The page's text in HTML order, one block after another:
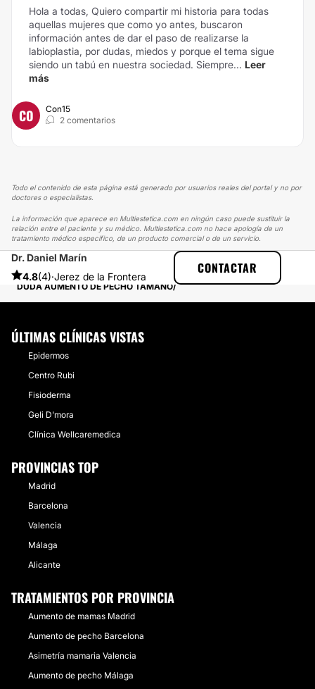
Hola a todas, Quiero compartir mi historia para todas
aquellas mujeres que como yo antes, buscaron
información antes de dar el paso de realizarse la
labioplastia, por dudas, miedos y porque el tema sigue
siendo un tabú en nuestra sociedad. Siempre... Leer
más
CO
Con15
2 comentarios
Todo el contenido de esta página está generado por usuarios reales del portal y no por
doctores o especialistas.
La información que aparece en Multiestetica.com en ningún caso puede sustituir la
relación entre el paciente y su médico. Multiestetica.com no hace apología de un
tratamiento médico específico, de un producto comercial o de un servicio.
Dr. Daniel Marín
4.8(4)·Jerez de la Frontera
CONTACTAR
MULTIESTETICA
EXPERIENCIAS REALES SOBRE AUMENTO DE PECHO
DUDA AUMENTO DE PECHO TAMAÑO
ÚLTIMAS CLÍNICAS VISTAS
Epidermos
Centro Rubi
Fisioderma
Geli D'mora
Clínica Wellcaremedica
PROVINCIAS TOP
Madrid
Barcelona
Valencia
Málaga
Alicante
TRATAMIENTOS POR PROVINCIA
Aumento de mamas Madrid
Aumento de pecho Barcelona
Asimetría mamaria Valencia
Aumento de pecho Málaga